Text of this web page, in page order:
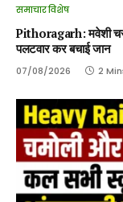
समाचार विशेष
Pithoragarh: मवेशी
पलटवार कर बचाई जान
07/08/2026 2